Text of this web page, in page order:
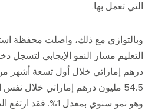
التي تعمل بها.
وبالتوازي مع ذلك، واصلت محفظة
التعليم مسار النمو الإيجابي لتسجل
درهم إماراتي خلال أول تسعة أشهر
54.5 مليون درهم إماراتي خلال نفس
وهو نمو سنوي بمعدل 1%.
فقد ارتفع